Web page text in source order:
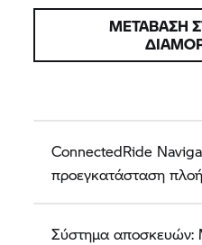
ΜΕΤΆΒΑΣΗ
ConnectedRide
προεγκατάσταση
Σύστημα αποσκευών: